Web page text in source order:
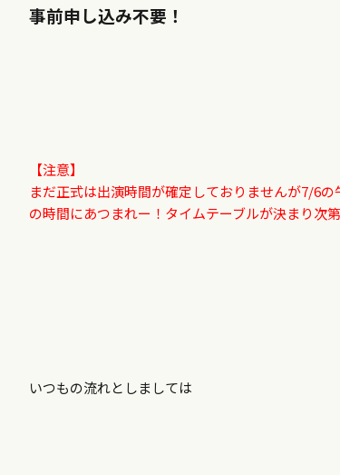
事前申し込み不要！
【注意】
まだ正式は出演時間が確定しておりませんが7/6
の時間にあつまれー！タイムテーブルが決まり次
いつもの流れとしましては